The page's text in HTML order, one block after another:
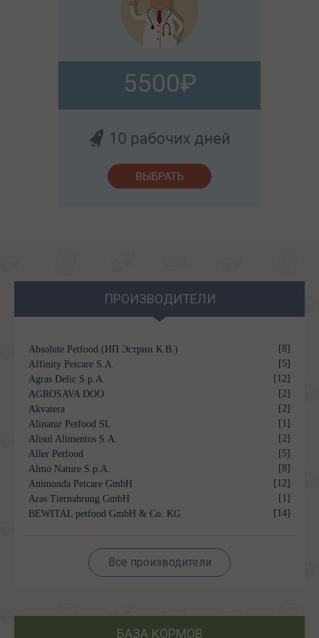
5500
ПРОИЗВОДИТЕЛИ
Absolute Petfood (ИП Эстрин К.В.)
[8]
Affinity Petcare S.A.
[5]
Agras Delic S.p.A.
[12]
AGROSAVA DOO
[2]
Akvatera
[2]
Alinatur Petfood SL
[1]
Alisul Alimentos S.A.
[2]
Aller Petfood
[5]
Almo Nature S.p.A.
[8]
Animonda Petcare GmbH
[12]
Aras Tiernahrung GmbH
[1]
BEWITAL petfood GmbH & Co. KG
[14]
Все производители
БАЗА КОРМОВ